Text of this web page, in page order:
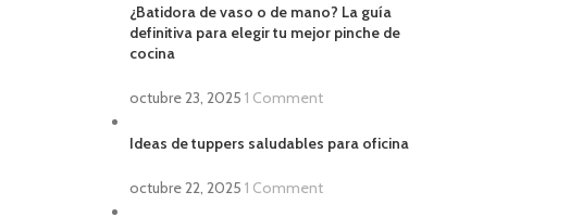
¿Batidora de vaso o de mano? La guía
definitiva para elegir tu mejor pinche de
cocina
octubre 23, 2025 1 Comment
Ideas de tuppers saludables para oficina
octubre 22, 2025 1 Comment